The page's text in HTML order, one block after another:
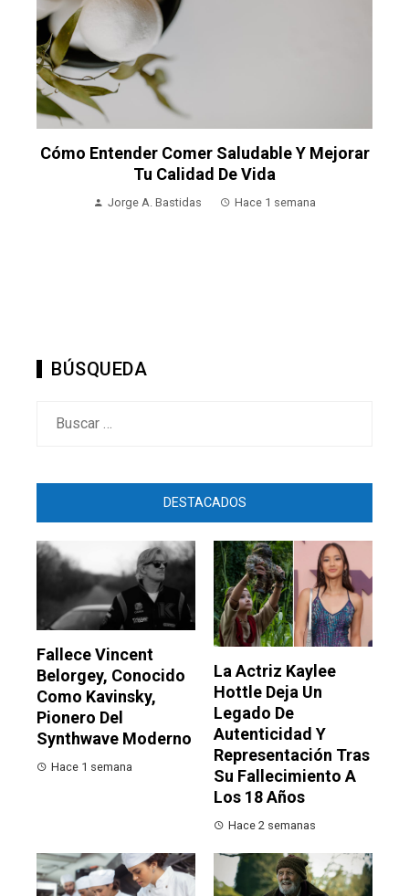
Cómo Entender Comer Saludable Y Mejorar
Tu Calidad De Vida
Jorge A. Bastidas Hace 1 semana
BÚSQUEDA
DESTACADOS
Fallece Vincent
Belorgey, Conocido
Como Kavinsky,
Pionero Del
Synthwave Moderno
Hace 1 semana
La Actriz Kaylee
Hottle Deja Un
Legado De
Autenticidad Y
Representación Tras
Su Fallecimiento A
Los 18 Años
Hace 2 semanas